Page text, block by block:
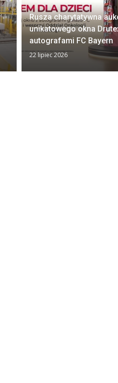
Rusza charytatywna
unikatowego okna
autografami FC Bayern
22 lipiec 2026